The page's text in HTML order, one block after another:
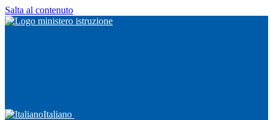
Salta al contenuto
Italiano